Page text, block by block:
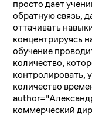
просто дает
обратную связь,
оттачивать
концентрируясь
обучение
количество,
контролировать,
количество
коммерческий